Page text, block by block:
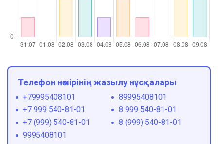
Телефон нөмірінің жазылу нұсқалары
+79995408101
89995408101
+7 999 540-81-01
8 999 540-81-01
+7 (999) 540-81-01
8 (999) 540-81-01
9995408101